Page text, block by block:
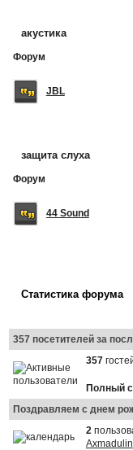
акустика
Форум
JBL
защита слуха
Форум
44 Sound
Статистика форума
357 посетителей за
357
Полный
Поздравляем с днем
2
Axmadulin